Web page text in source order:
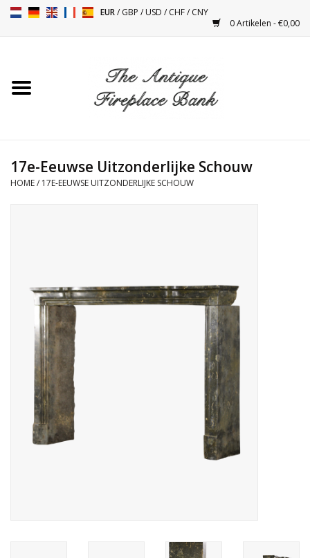
EUR/GBP /USD /CHF/CNY
0 Artikelen - €0,00
Toebehoren
Objecten
Decoratieve Outdoor
Objecten
Vloeren - Steen, Terra Cotta
& Marmer
Outlet
17e-Eeuwse Uitzonderlijke Schouw
HOME/ 17E-EEUWSE UITZONDERLIJKE SCHOUW